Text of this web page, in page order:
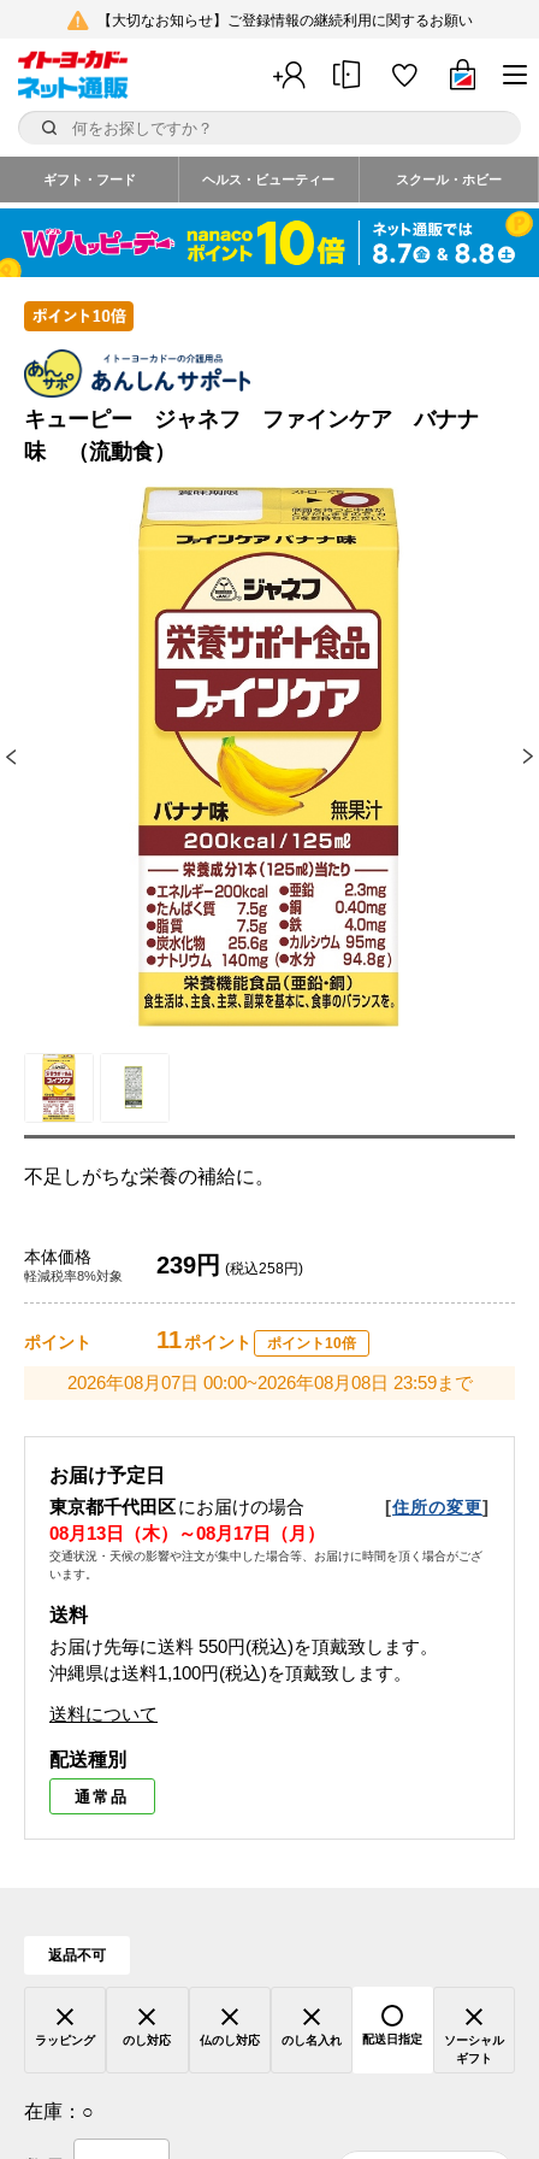
【大切なお知らせ】ご登録情報の継続利用に関するお願い
ギフト・フード ヘルス・ビューティー スクール・ホビー
キューピー ジャネフ ファインケア バナナ
味 （流動食）
不足しがちな栄養の補給に。
本体価格
軽減税率8%対象 239円 (税込258円)
ポイント 11ポイント ポイント10倍
2026年08月07日 00:00~2026年08月08日 23:59まで
お届け予定日
東京都千代田区にお届けの場合 [住所の変更]
08月13日（木）～08月17日（月）
交通状況・天候の影響や注文が集中した場合等、お届けに時間を頂く場合がござ
います。
送料
お届け先毎に送料 550円(税込)を頂戴致します。
沖縄県は送料1,100円(税込)を頂戴致します。
送料について
配送種別
通常品
返品不可
ラッピング のし対応 仏のし対応 のし名入れ 配送日指定
ソーシャル
ギフト
在庫： ○